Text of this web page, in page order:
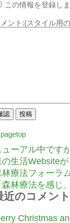
この情報を登録し
メント:(スタイル用
ューアル中です
の生活Website
林療法フォーラ
森林療法を感じ
近のコメント
Christmas